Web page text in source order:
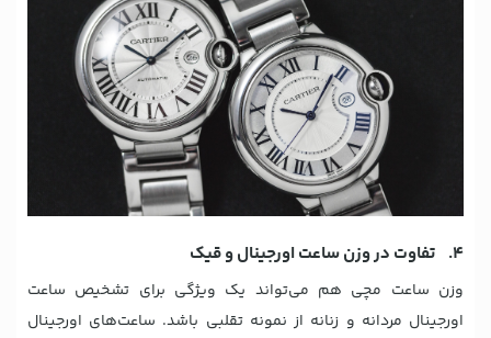
4. تفاوت در وزن ساعت اورجینال و قیک
وزن ساعت مچی هم می‌تواند یک ویژگی برای تشخیص ساعت
اورجینال مردانه و زنانه از نمونه تقلبی باشد. ساعت‌های اورجینال